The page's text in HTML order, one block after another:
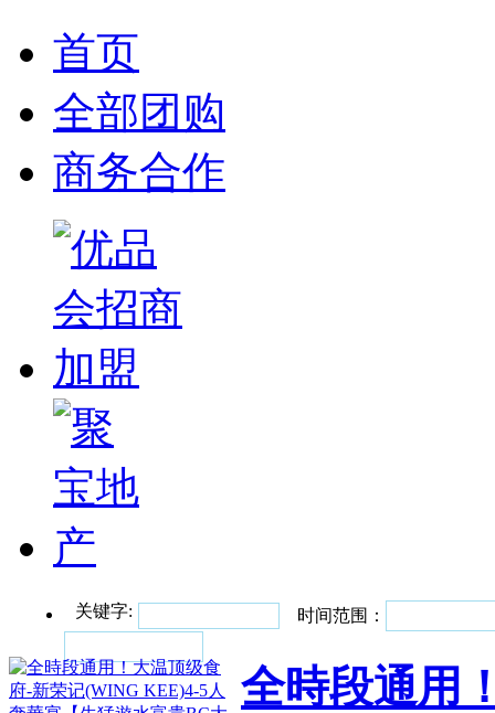
首页
全部团购
商务合作
关键字: 时间范围：
全時段通用